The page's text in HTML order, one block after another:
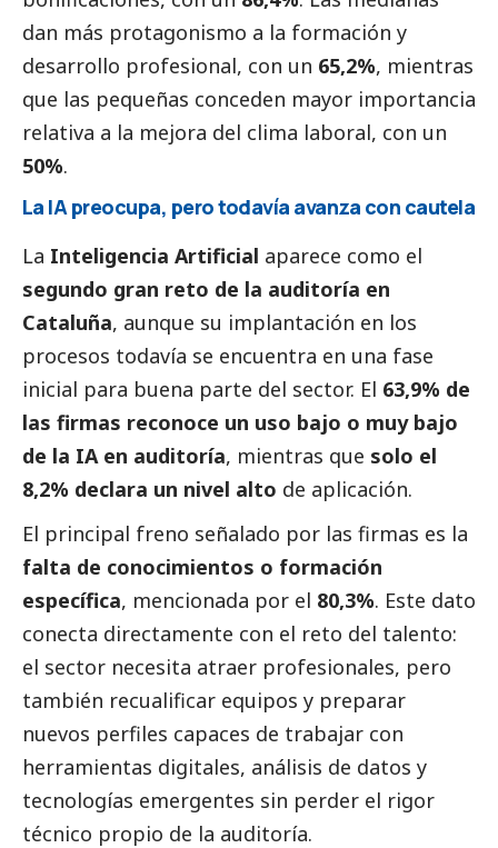
dan más protagonismo a la formación y
desarrollo profesional, con un 65,2%, mientras
que las pequeñas conceden mayor importancia
relativa a la mejora del clima laboral, con un
50%.
La IA preocupa, pero todavía avanza con cautela
La Inteligencia Artificial aparece como el
segundo gran reto de la auditoría en
Cataluña, aunque su implantación en los
procesos todavía se encuentra en una fase
inicial para buena parte del sector. El 63,9% de
las firmas reconoce un uso bajo o muy bajo
de la IA en auditoría, mientras que solo el
8,2% declara un nivel alto de aplicación.
El principal freno señalado por las firmas es la
falta de conocimientos o formación
específica, mencionada por el 80,3%. Este dato
conecta directamente con el reto del talento:
el sector necesita atraer profesionales, pero
también recualificar equipos y preparar
nuevos perfiles capaces de trabajar con
herramientas digitales, análisis de datos y
tecnologías emergentes sin perder el rigor
técnico propio de la auditoría.